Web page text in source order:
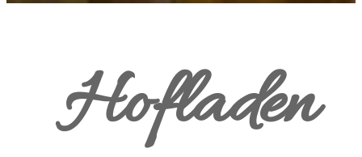
Hofladen